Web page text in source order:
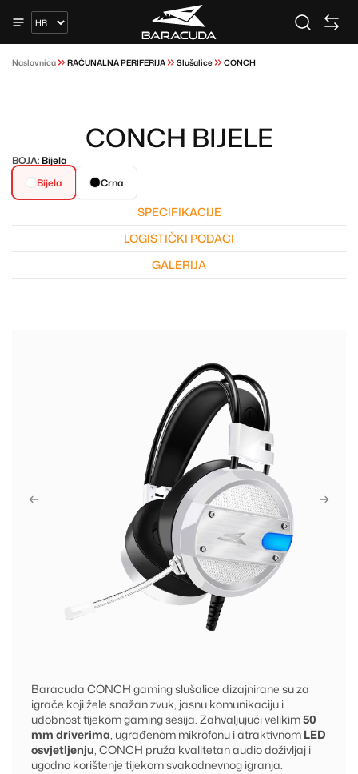
Naslovnica RAČUNALNA PERIFERIJA Slušalice CONCH
CONCH BIJELE
BOJA:Bijela
Bijela
Crna
SPECIFIKACIJE
LOGISTIČKI PODACI
GALERIJA
Baracuda CONCH gaming slušalice dizajnirane su za
igrače koji žele snažan zvuk, jasnu komunikaciju i
udobnost tijekom gaming sesija. Zahvaljujući velikim50
mm driverima, ugrađenom mikrofonu i atraktivnom LED
osvjetljenju, CONCH pruža kvalitetan audio doživljaj i
ugodno korištenje tijekom svakodnevnog igranja.